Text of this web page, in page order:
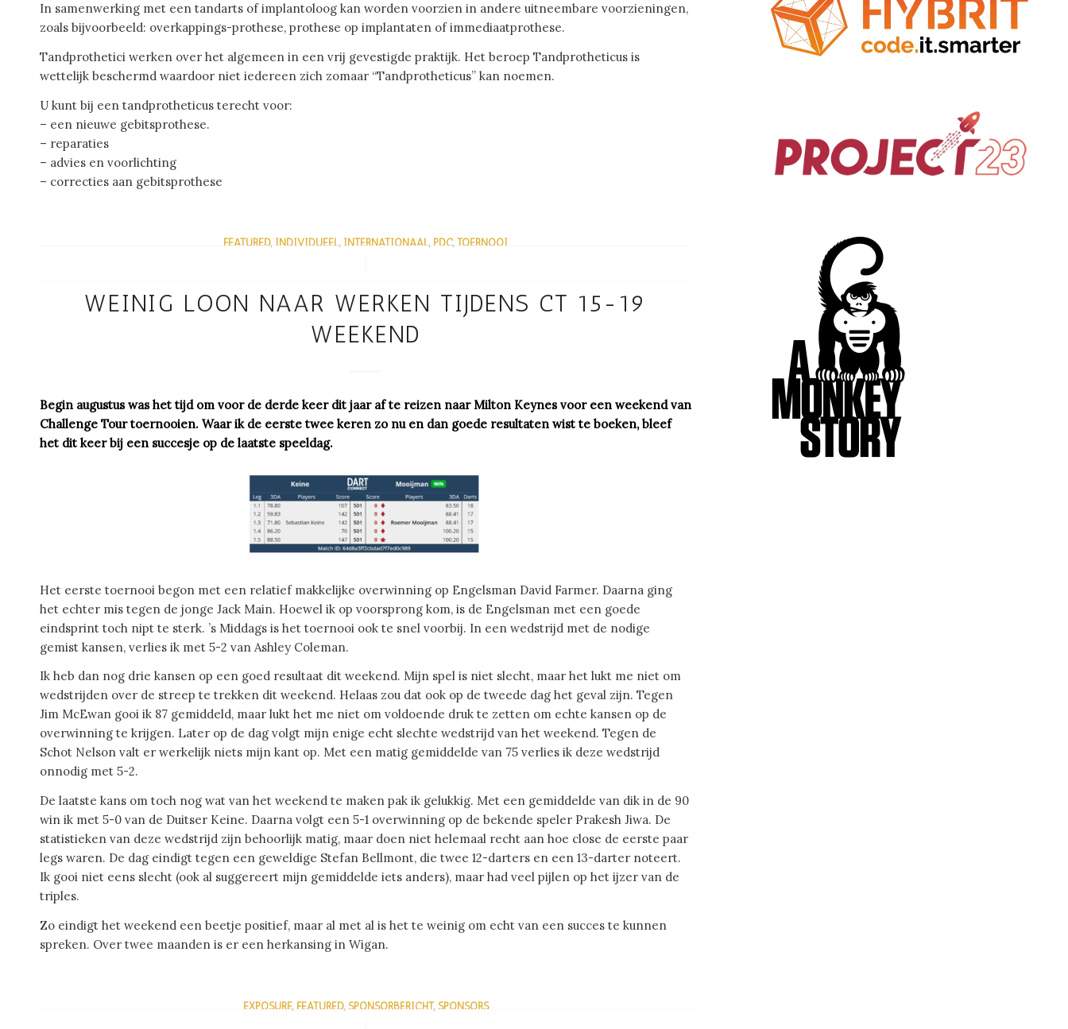
In samenwerking met een tandarts of implantoloog kan worden voorzien in andere uitneembare voorzieningen,
zoals bijvoorbeeld: overkappings-prothese, prothese op implantaten of immediaatprothese.
Tandprothetici werken over het algemeen in een vrij gevestigde praktijk. Het beroep Tandprotheticus is
wettelijk beschermd waardoor niet iedereen zich zomaar “Tandprotheticus” kan noemen.
U kunt bij een tandprotheticus terecht voor:
– een nieuwe gebitsprothese.
– reparaties
– advies en voorlichting
– correcties aan gebitsprothese
FEATURED, INDIVIDUEEL, INTERNATIONAAL, PDC,TOERNOOI
WEINIG LOON NAAR WERKEN TIJDENS CT 15-19
WEEKEND
Begin augustus was het tijd om voor de derde keer dit jaar af te reizen naar Milton Keynes voor een weekend van
Challenge Tour toernooien. Waar ik de eerste twee keren zo nu en dan goede resultaten wist te boeken, bleef
het dit keer bij een succesje op de laatste speeldag.
Het eerste toernooi begon met een relatief makkelijke overwinning op Engelsman David Farmer. Daarna ging
het echter mis tegen de jonge Jack Main. Hoewel ik op voorsprong kom, is de Engelsman met een goede
eindsprint toch nipt te sterk. ’s Middags is het toernooi ook te snel voorbij. In een wedstrijd met de nodige
gemist kansen, verlies ik met 5-2 van Ashley Coleman.
Ik heb dan nog drie kansen op een goed resultaat dit weekend. Mijn spel is niet slecht, maar het lukt me niet om
wedstrijden over de streep te trekken dit weekend. Helaas zou dat ook op de tweede dag het geval zijn. Tegen
Jim McEwan gooi ik 87 gemiddeld, maar lukt het me niet om voldoende druk te zetten om echte kansen op de
overwinning te krijgen. Later op de dag volgt mijn enige echt slechte wedstrijd van het weekend. Tegen de
Schot Nelson valt er werkelijk niets mijn kant op. Met een matig gemiddelde van 75 verlies ik deze wedstrijd
onnodig met 5-2.
De laatste kans om toch nog wat van het weekend te maken pak ik gelukkig. Met een gemiddelde van dik in de 90
win ik met 5-0 van de Duitser Keine. Daarna volgt een 5-1 overwinning op de bekende speler Prakesh Jiwa. De
statistieken van deze wedstrijd zijn behoorlijk matig, maar doen niet helemaal recht aan hoe close de eerste paar
legs waren. De dag eindigt tegen een geweldige Stefan Bellmont, die twee 12-darters en een 13-darter noteert.
Ik gooi niet eens slecht (ook al suggereert mijn gemiddelde iets anders), maar had veel pijlen op het ijzer van de
triples.
Zo eindigt het weekend een beetje positief, maar al met al is het te weinig om echt van een succes te kunnen
spreken. Over twee maanden is er een herkansing in Wigan.
EXPOSURE, FEATURED, SPONSORBERICHT, SPONSORS